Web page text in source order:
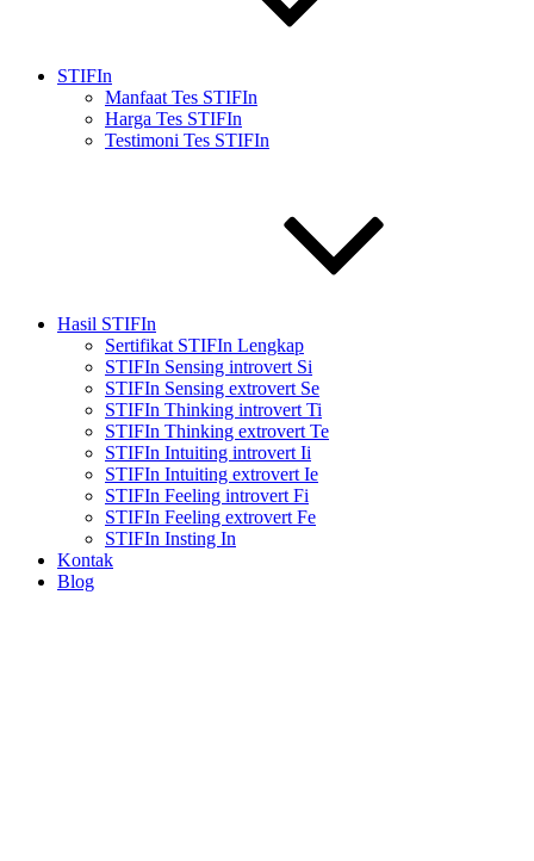
STIFIn
Manfaat Tes STIFIn
Harga Tes STIFIn
Testimoni Tes STIFIn
Hasil STIFIn
Sertifikat STIFIn Lengkap
STIFIn Sensing introvert Si
STIFIn Sensing extrovert Se
STIFIn Thinking introvert Ti
STIFIn Thinking extrovert Te
STIFIn Intuiting introvert Ii
STIFIn Intuiting extrovert Ie
STIFIn Feeling introvert Fi
STIFIn Feeling extrovert Fe
STIFIn Insting In
Kontak
Blog